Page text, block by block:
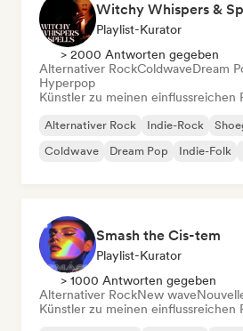
Playlist-Kurator
> 2000 Antworten gegeben
Alternativer RockColdwaveDream
Hyperpop
Künstler zu meinen einflussreichen
Alternativer Rock Indie-Rock
Coldwave
Dream Pop Indie-Folk
Smash the Cis-tem
Playlist-Kurator
> 1000 Antworten gegeben
Alternativer RockNew wave
Künstler zu meinen einflussreichen